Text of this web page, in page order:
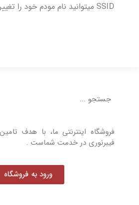
SSID میتوانید نام مودم خود را تغییر دهید.
فروشگاه اینترنتی ما، با هدف
فیبرنوری در خدمت شماست .
ورود به فروشگاه